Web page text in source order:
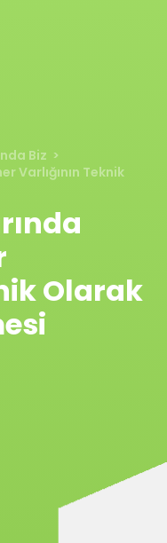
Biz
Varlığının Teknik
Olarak